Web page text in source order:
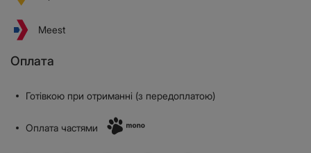
Meest
Оплата
Готівкою при отриманні (з передоплатою)
Оплата частями